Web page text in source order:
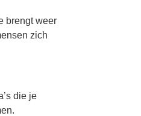
brengt weer
zich
die je